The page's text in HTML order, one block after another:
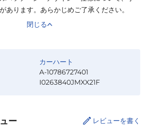
あります。あらかじめご了承ください。
閉じる
カーハート
A-10786727401
I0263840JMXX21F
ー レビューを書く